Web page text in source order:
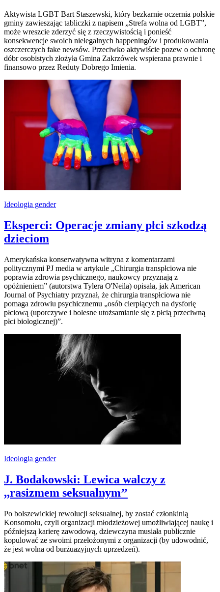
Aktywista LGBT Bart Staszewski, który bezkarnie oczernia polskie
gminy zawieszając tabliczki z napisem „Strefa wolna od LGBT”,
może wreszcie zderzyć się z rzeczywistością i ponieść
konsekwencje swoich nielegalnych happeningów i produkowania
oszczerczych fake newsów. Przeciwko aktywiście pozew o ochronę
dóbr osobistych złożyła Gmina Zakrzówek wspierana prawnie i
finansowo przez Reduty Dobrego Imienia.
Ideologia gender
Eksperci: Operacje zmiany płci szkodzą
dzieciom
Amerykańska konserwatywna witryna z komentarzami
politycznymi PJ media w artykule „Chirurgia transpłciowa nie
poprawia zdrowia psychicznego, naukowcy przyznają z
opóźnieniem” (autorstwa Tylera O'Neila) opisała, jak American
Journal of Psychiatry przyznał, że chirurgia transpłciowa nie
pomaga zdrowiu psychicznemu „osób cierpiących na dysforię
płciową (uporczywe i bolesne utożsamianie się z płcią przeciwną
płci biologicznej)”.
Ideologia gender
J. Bodakowski: Lewica walczy z
,,rasizmem seksualnym’’
Po bolszewickiej rewolucji seksualnej, by zostać członkinią
Konsomołu, czyli organizacji młodzieżowej umożliwiającej naukę i
późniejszą karierę zawodową, dziewczyna musiała publicznie
kopulować ze swoimi przełożonymi z organizacji (by udowodnić,
że jest wolna od burżuazyjnych uprzedzeń).